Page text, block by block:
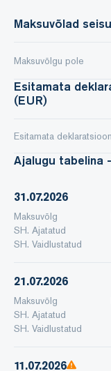
Maksuvõlad
Maksuvõlgu pole
Esitamata
(EUR)
Esitamata
Ajalugu tabelina
31.07.2026
Maksuvõlg
SH. Ajatatud
SH. Vaidlustatud
21.07.2026
Maksuvõlg
SH. Ajatatud
SH. Vaidlustatud
11.07.2026